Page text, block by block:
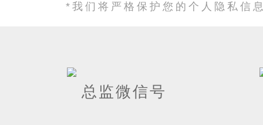
*我们将严格保护您的个人隐私信
总监微信号